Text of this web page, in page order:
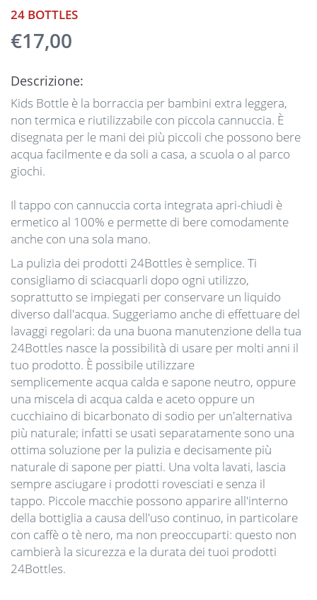
24 BOTTLES
€17,00
Descrizione:
Kids Bottle è la borraccia per bambini extra leggera,
non termica e riutilizzabile con piccola cannuccia. È
disegnata per le mani dei più piccoli che possono bere
acqua facilmente e da soli a casa, a scuola o al parco
giochi.
Il tappo con cannuccia corta integrata apri-chiudi è
ermetico al 100% e permette di bere comodamente
anche con una sola mano.
La pulizia dei prodotti 24Bottles è semplice. Ti
consigliamo di sciacquarli dopo ogni utilizzo,
soprattutto se impiegati per conservare un liquido
diverso dall'acqua. Suggeriamo anche di effettuare del
lavaggi regolari: da una buona manutenzione della tua
24Bottles nasce la possibilità di usare per molti anni il
tuo prodotto. È possibile utilizzare
semplicemente acqua calda e sapone neutro, oppure
una miscela di acqua calda e aceto oppure un
cucchiaino di bicarbonato di sodio per un'alternativa
più naturale; infatti se usati separatamente sono una
ottima soluzione per la pulizia e decisamente più
naturale di sapone per piatti. Una volta lavati, lascia
sempre asciugare i prodotti rovesciati e senza il
tappo. Piccole macchie possono apparire all'interno
della bottiglia a causa dell'uso continuo, in particolare
con caffè o tè nero, ma non preoccuparti: questo non
cambierà la sicurezza e la durata dei tuoi prodotti
24Bottles.